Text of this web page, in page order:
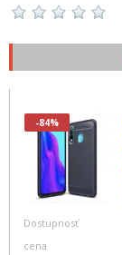
-84%
Dostupnosť
cena